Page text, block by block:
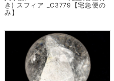
き) スフィア _C3779【宅急便の
み】